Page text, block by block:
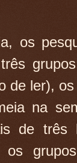
os
de ler),
na
de três